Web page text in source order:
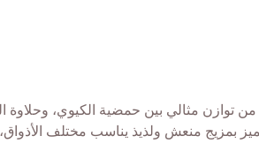
من توازن مثالي بين حمضية الكيوي، وحلاوة
بمزيج منعش ولذيذ يناسب مختلف